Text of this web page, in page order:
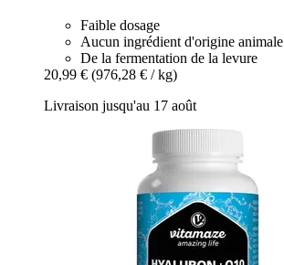
Faible dosage
Aucun ingrédient d'origine animale
De la fermentation de la levure
20,99 € (976,28 € / kg)
Livraison jusqu'au 17 août